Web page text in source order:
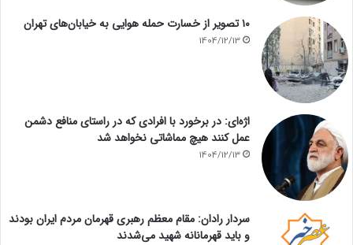
۱۰ تصویر از خسارت حمله هوایی به خیابان‌های تهران
1404/12/13
اژه‌ای: در برخورد با افرادی که در راستای منافع دشمن
عمل کنند هیچ مماشاتی نخواهد شد
1404/12/13
سردار رادان: مقام معظم رهبری قهرمان مردم ایران بودند
و باید قهرمانانه شهید می‌شدند